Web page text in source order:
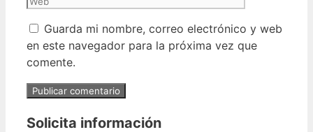
Guarda mi nombre, correo electrónico y web
en este navegador para la próxima vez que
comente.
Solicita información